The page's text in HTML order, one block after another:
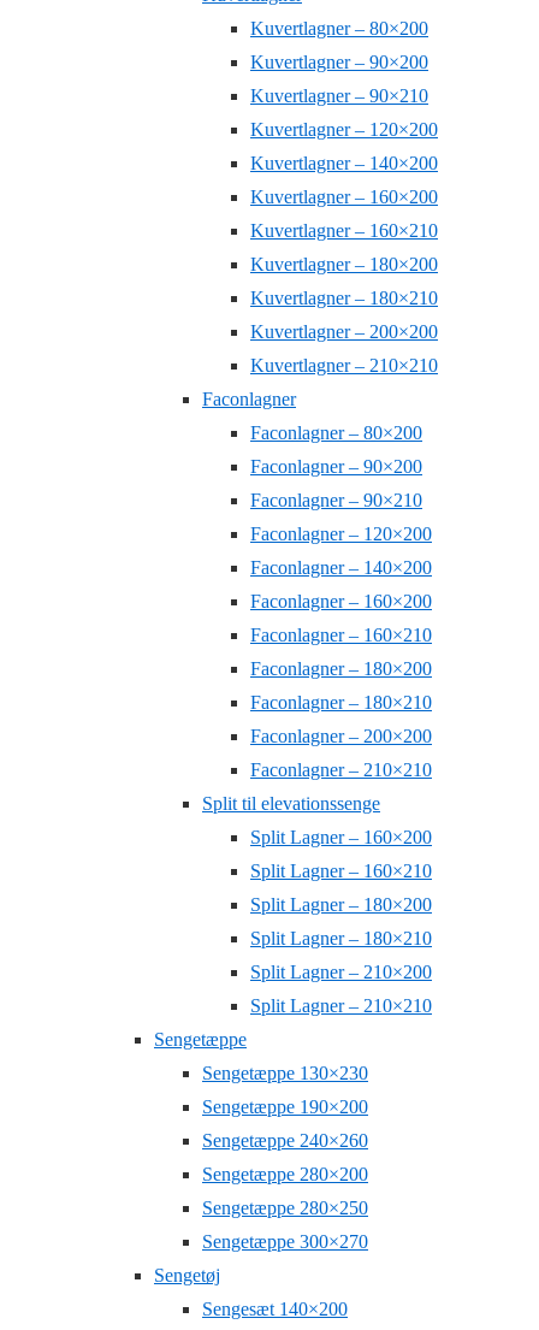
Kuvertlagner – 80×200
Kuvertlagner – 90×200
Kuvertlagner – 90×210
Kuvertlagner – 120×200
Kuvertlagner – 140×200
Kuvertlagner – 160×200
Kuvertlagner – 160×210
Kuvertlagner – 180×200
Kuvertlagner – 180×210
Kuvertlagner – 200×200
Kuvertlagner – 210×210
Faconlagner
Faconlagner – 80×200
Faconlagner – 90×200
Faconlagner – 90×210
Faconlagner – 120×200
Faconlagner – 140×200
Faconlagner – 160×200
Faconlagner – 160×210
Faconlagner – 180×200
Faconlagner – 180×210
Faconlagner – 200×200
Faconlagner – 210×210
Split til elevationssenge
Split Lagner – 160×200
Split Lagner – 160×210
Split Lagner – 180×200
Split Lagner – 180×210
Split Lagner – 210×200
Split Lagner – 210×210
Sengetæppe
Sengetæppe 130×230
Sengetæppe 190×200
Sengetæppe 240×260
Sengetæppe 280×200
Sengetæppe 280×250
Sengetæppe 300×270
Sengetøj
Sengesæt 140×200